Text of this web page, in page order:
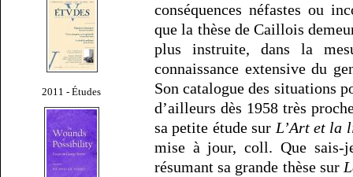
2011 - Études
conséquences néfastes ou
que la thèse de Caillois
plus instruite, dans la
connaissance extensive du
Son catalogue des situations
d’ailleurs dès 1958 très
sa petite étude sur L’Art et la
mise à jour, coll. Que sais-
résumant sa grande thèse sur